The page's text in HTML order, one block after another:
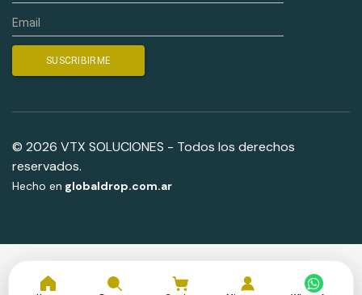
© 2026 VTX SOLUCIONES - Todos los derechos
reservados.
Hecho en globaldrop.com.ar